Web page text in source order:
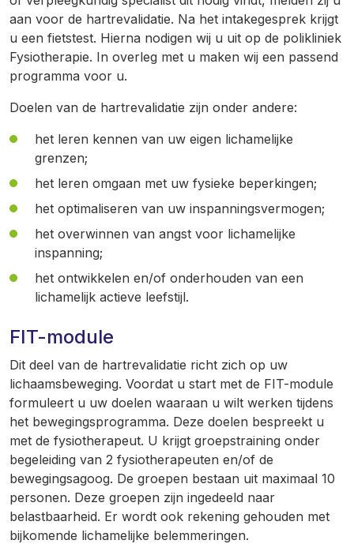
aan voor de hartrevalidatie. Na het intakegesprek krijgt
u een fietstest. Hierna nodigen wij u uit op de polikliniek
Fysiotherapie. In overleg met u maken wij een passend
programma voor u.
Doelen van de hartrevalidatie zijn onder andere:
het leren kennen van uw eigen lichamelijke
grenzen;
het leren omgaan met uw fysieke beperkingen;
het optimaliseren van uw inspanningsvermogen;
het overwinnen van angst voor lichamelijke
inspanning;
het ontwikkelen en/of onderhouden van een
lichamelijk actieve leefstijl.
FIT-module
Dit deel van de hartrevalidatie richt zich op uw
lichaamsbeweging. Voordat u start met de FIT-module
formuleert u uw doelen waaraan u wilt werken tijdens
het bewegingsprogramma. Deze doelen bespreekt u
met de fysiotherapeut. U krijgt groepstraining onder
begeleiding van 2 fysiotherapeuten en/of de
bewegingsagoog. De groepen bestaan uit maximaal 10
personen. Deze groepen zijn ingedeeld naar
belastbaarheid. Er wordt ook rekening gehouden met
bijkomende lichamelijke belemmeringen.